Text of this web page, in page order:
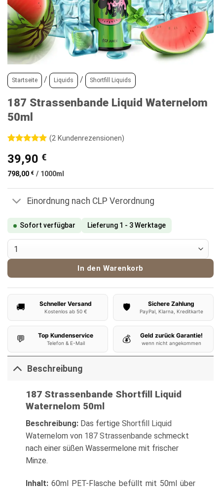
Startseite / Liquids / Shortfill Liquids
187 Strassenbande Liquid Waternelom
50ml
mit von
5, basierend
auf
(2Kundenrezensionen)
39,90 €
798,00 € / 1000ml
Einordnung nach CLP Verordnung
Sofort verfügbar Lieferung 1 - 3 Werktage
187 Strassenbande Liquid Waternelom 50ml Menge
In den Warenkorb
🚚 Schneller Versand
Kostenlos ab 50 € 🛡️ Sichere Zahlung
PayPal, Klarna, Kreditkarte
💬 Top Kundenservice
Telefon & E-Mail 💰 Geld zurück Garantie!
wenn nicht angekommen
Beschreibung
187 Strassenbande Shortfill Liquid
Waternelom 50ml
Beschreibung:Das fertige Shortfill Liquid
Waternelom von 187 Strassenbande schmeckt
nach einer süßen Wassermelone mit frischer
Minze.
Inhalt:60ml PET-Flasche befüllt mit 50ml über